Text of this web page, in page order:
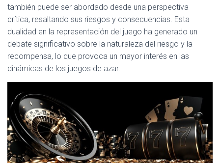
también puede ser abordado desde una perspectiva
crítica, resaltando sus riesgos y consecuencias. Esta
dualidad en la representación del juego ha generado un
debate significativo sobre la naturaleza del riesgo y la
recompensa, lo que provoca un mayor interés en las
dinámicas de los juegos de azar.